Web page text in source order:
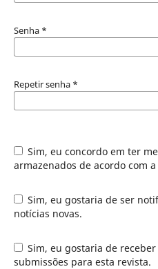
Senha *
Repetir senha *
Sim, eu concordo em ter meus dados coletados e
armazenados de acordo com a
Sim, eu gostaria de ser notificado(a) de publicações e
notícias novas.
Sim, eu gostaria de receber solicitações para avaliar
submissões para esta revista.